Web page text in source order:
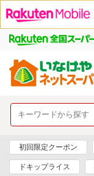
初回限定クーポン
ドキップライス